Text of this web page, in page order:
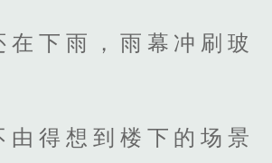
在下雨，雨幕冲刷玻
由得想到楼下的场景